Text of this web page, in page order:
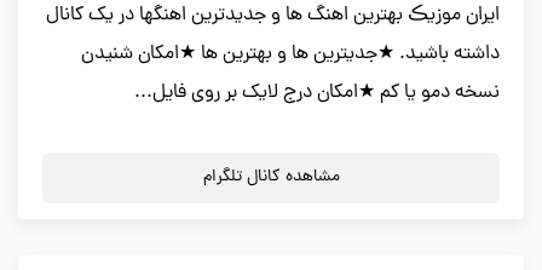
ایران موزیڪ بهترین اهنگ ها و جدیدترین اهنگها در یک کانال
داشته باشید. ★جدیترین ها و بهترین ها ★امکان شنیدن
نسخه دمو یا کم ★امکان درج لایک بر روی فایل...
مشاهده کانال تلگرام